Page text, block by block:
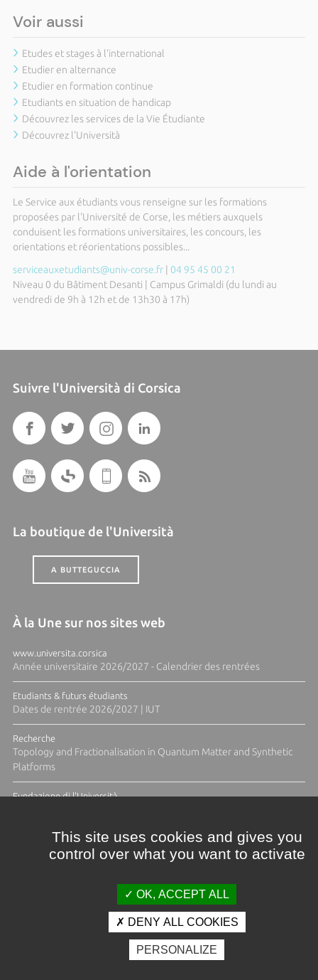
Voir aussi
Etudes et stages à l'international
Etudier en alternance
Etudier en formation continue
Etudiants en situation de handicap
Découvrez les services de la Vie Étudiante
Découvrez l'Università
Aide à l'orientation
Le Service aux étudiants vous renseigne sur les formations
proposées par l'Université de Corse, les métiers auxquels
conduisent les formations universitaires, les concours, les
orientations et réorientations possibles...
serviceauxetudiants@univ-corse.fr| 04 95 45 00 21
Niveau 0 du Bâtiment Desanti | Campus Grimaldi (du lundi au
vendredi de 9h à 12h et de 13h30 à 17h)
Suivre l'Università di Corsica
La boutique de l'Università
A BUTTEGUCCIA
À la Une sur nos sites web
www.universita.corsica
Année universitaire 2026/2027 - Calendrier des rentrées
Etudiants & futurs étudiants
Dates de rentrée 2026/2027 | IUT
Recherche
Topology and Fractionalisation in Quantum Matter and Synthetic
Platforms
Fundazione di l'Università
Crédits et mentions légales
Espace presse
Photothèque
This site uses cookies and gives you
control over what you want to activate
OK, ACCEPT ALL
DENY ALL COOKIES
PERSONALIZE